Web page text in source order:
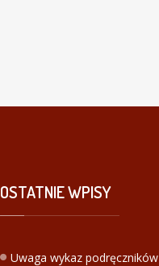
OSTATNIEWPISY
Uwaga wykaz podręczników